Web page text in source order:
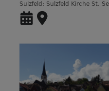
Sulzfeld
Sulzfeld Kirche St.